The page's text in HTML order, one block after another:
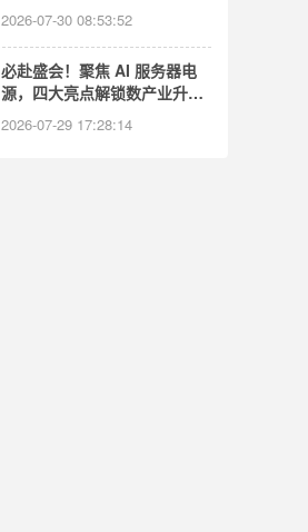
2026-07-30 08:53:52
必赴盛会！聚焦 AI 服务器电
源，四大亮点解锁数产业升级
密码
2026-07-29 17:28:14